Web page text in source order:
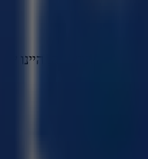
היינו פה, היינו שם.